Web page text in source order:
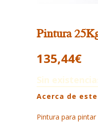
Pintura
135,44€
Sin
Acerca de
Pintura para